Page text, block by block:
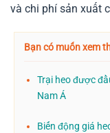
và chi phí sản xuất
Bạn có muốn xem
Trại heo được
Nam Á
Biến động giá